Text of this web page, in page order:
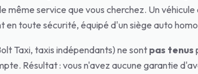
même service que vous cherchez. Un
en toute sécurité, équipé d'un siège auto
Taxi, taxis indépendants) ne sont pas tenus
Résultat : vous n'avez aucune garantie